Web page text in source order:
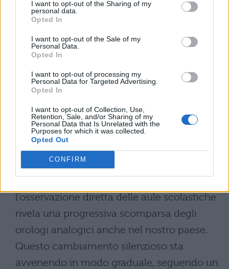
I want to opt-out of the Sharing of my
personal data.
Opted In
I want to opt-out of the Sale of my
Personal Data.
Opted In
I want to opt-out of processing my
Personal Data for Targeted Advertising.
Opted In
I want to opt-out of Collection, Use,
Retention, Sale, and/or Sharing of my
Personal Data that Is Unrelated with the
Purposes for which it was collected.
Opted Out
CONFIRM
solo di perdere una competenza pratica,
strumento pedagogico che contribuisce
allo sviluppo del pensiero logico-
matematico e della percezione temporale
nei giovani.
La situazione nelle scuole
italiane
Nonostante in Italia manchino ricerche
l’osservazione diretta delle aule scolastiche
rivela una progressiva scomparsa degli
orologi analogici anche nel nostro paese.
Questo cambiamento silenzioso sta
avvenendo in modo graduale, seguendo un